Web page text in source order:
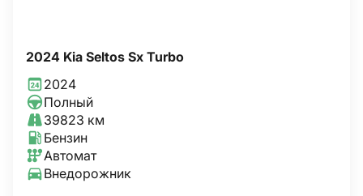
2024 Kia Seltos Sx Turbo
2024
Полный
39823 км
Бензин
Автомат
Внедорожник